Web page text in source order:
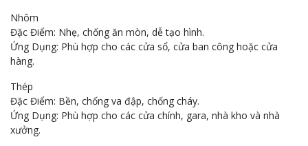
Nhôm
Đặc Điểm: Nhẹ, chống ăn mòn, dễ tạo hình.
Ứng Dụng: Phù hợp cho các cửa sổ, cửa ban công hoặc cửa
hàng.
Thép
Đặc Điểm: Bền, chống va đập, chống cháy.
Ứng Dụng: Phù hợp cho các cửa chính, gara, nhà kho và nhà
xưởng.